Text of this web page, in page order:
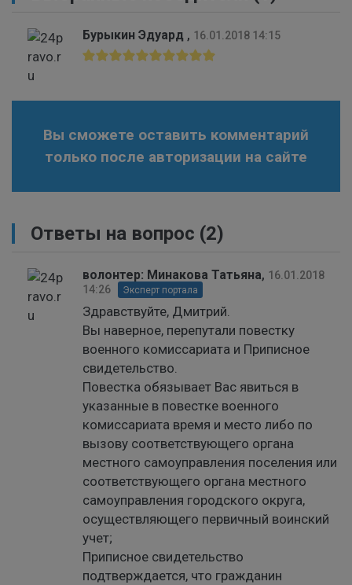
Бурыкин Эдуард , 16.01.2018 14:15
Вы сможете оставить комментарий
только после авторизации на сайте
Ответы на вопрос (2)
волонтер: Минакова Татьяна, 16.01.2018
14:26
Эксперт портала
Здравствуйте, Дмитрий.
Вы наверное, перепутали повестку
военного комиссариата и Приписное
свидетельство.
Повестка обязывает Вас явиться в
указанные в повестке военного
комиссариата время и место либо по
вызову соответствующего органа
местного самоуправления поселения или
соответствующего органа местного
самоуправления городского округа,
осуществляющего первичный воинский
учет;
Приписное свидетельство
подтверждается, что гражданин